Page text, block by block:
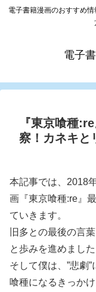
電子書籍漫画のおすすめ
電子
『東京喰種
察！カネキと
本記事では、2018
画『東京喰種:re』
ていきます。
旧多との最後の言
と歩みを進めました
そして僕は、”悲劇
喰種になるきっか